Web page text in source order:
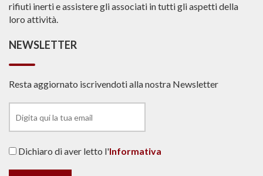
rifiuti inerti e assistere gli associati in tutti gli aspetti della
loro attività.
NEWSLETTER
Resta aggiornato iscrivendoti alla nostra Newsletter
Dichiaro di aver letto l'Informativa